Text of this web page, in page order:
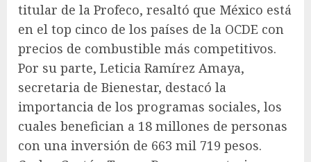
titular de la Profeco, resaltó que México está
en el top cinco de los países de la OCDE con
precios de combustible más competitivos.
Por su parte, Leticia Ramírez Amaya,
secretaria de Bienestar, destacó la
importancia de los programas sociales, los
cuales benefician a 18 millones de personas
con una inversión de 663 mil 719 pesos.